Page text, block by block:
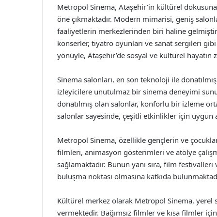
Metropol Sinema, Ataşehir’in kültürel
öne çıkmaktadır. Modern mimarisi, geniş
faaliyetlerin merkezlerinden biri haline
konserler, tiyatro oyunları ve sanat sergileri
yönüyle, Ataşehir’de sosyal ve kültürel
Sinema salonları, en son teknoloji ile
izleyicilere unutulmaz bir sinema deneyimi
donatılmış olan salonlar, konforlu bir izleme
salonlar sayesinde, çeşitli etkinlikler için uygun
Metropol Sinema, özellikle gençlerin ve
filmleri, animasyon gösterimleri ve atölye
sağlamaktadır. Bunun yanı sıra, film
buluşma noktası olmasına katkıda
Kültürel merkez olarak Metropol Sinema, yerel
vermektedir. Bağımsız filmler ve kısa filmler